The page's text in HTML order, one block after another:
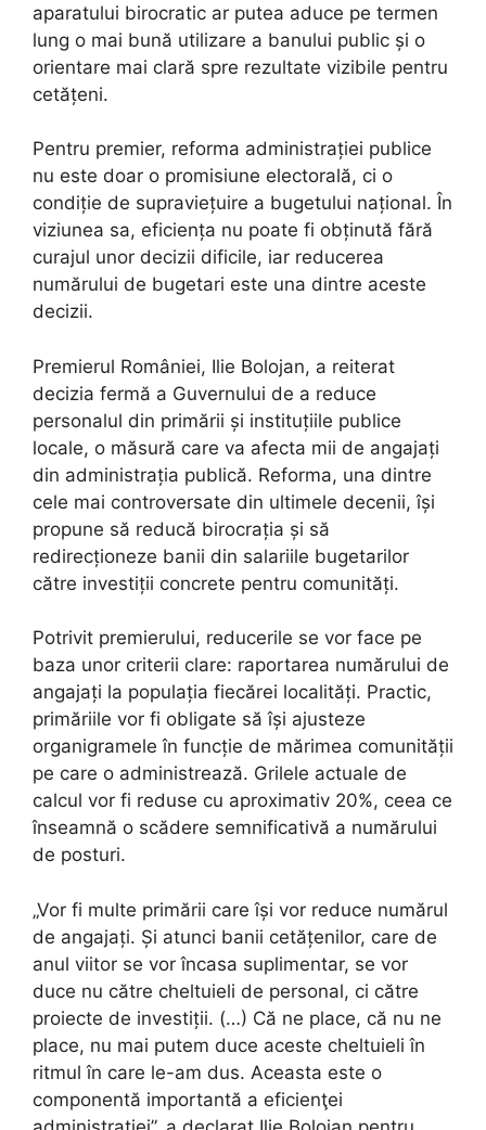
aparatului birocratic ar putea aduce pe termen
lung o mai bună utilizare a banului public și o
orientare mai clară spre rezultate vizibile pentru
cetățeni.
Pentru premier, reforma administrației publice
nu este doar o promisiune electorală, ci o
condiție de supraviețuire a bugetului național. În
viziunea sa, eficiența nu poate fi obținută fără
curajul unor decizii dificile, iar reducerea
numărului de bugetari este una dintre aceste
decizii.
Premierul României, Ilie Bolojan, a reiterat
decizia fermă a Guvernului de a reduce
personalul din primării și instituțiile publice
locale, o măsură care va afecta mii de angajați
din administrația publică. Reforma, una dintre
cele mai controversate din ultimele decenii, își
propune să reducă birocrația și să
redirecționeze banii din salariile bugetarilor
către investiții concrete pentru comunități.
Potrivit premierului, reducerile se vor face pe
baza unor criterii clare: raportarea numărului de
angajați la populația fiecărei localități. Practic,
primăriile vor fi obligate să își ajusteze
organigramele în funcție de mărimea comunității
pe care o administrează. Grilele actuale de
calcul vor fi reduse cu aproximativ 20%, ceea ce
înseamnă o scădere semnificativă a numărului
de posturi.
„Vor fi multe primării care își vor reduce numărul
de angajați. Și atunci banii cetățenilor, care de
anul viitor se vor încasa suplimentar, se vor
duce nu către cheltuieli de personal, ci către
proiecte de investiții. (…) Că ne place, că nu ne
place, nu mai putem duce aceste cheltuieli în
ritmul în care le-am dus. Aceasta este o
componentă importantă a eficienţei